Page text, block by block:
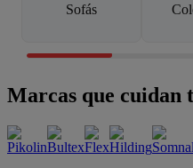
Sofás
Marcas que cuidan